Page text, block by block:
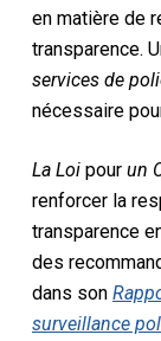
en matière de
transparence.
services de
nécessaire
La Loipour un
renforcer la
transparence
des
dans son
surveillance